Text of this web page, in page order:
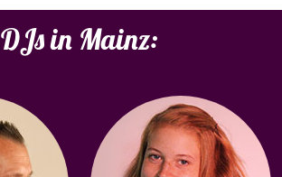
DJs in Mainz: